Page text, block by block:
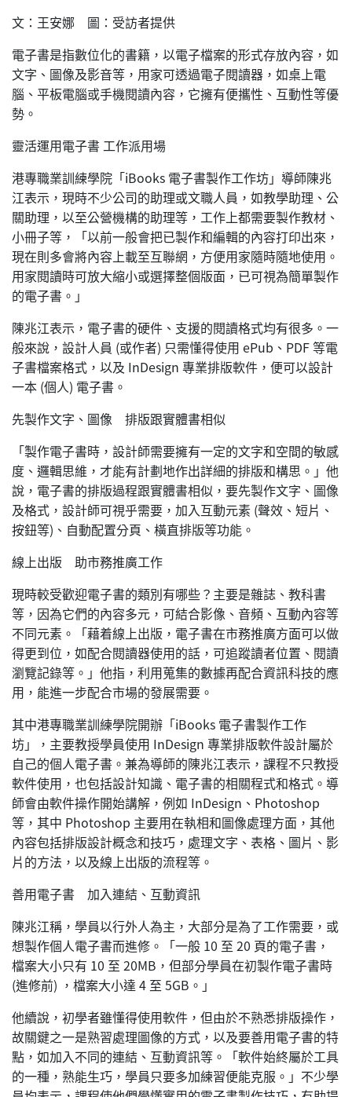
文：王安娜 圖：受訪者提供
電子書是指數位化的書籍，以電子檔案的形式存放內容，如
文字、圖像及影音等，用家可透過電子閱讀器，如桌上電
腦、平板電腦或手機閱讀內容，它擁有便攜性、互動性等優
勢。
靈活運用電子書 工作派用場
港專職業訓練學院「iBooks 電子書製作工作坊」導師陳兆
江表示，現時不少公司的助理或文職人員，如教學助理、公
關助理，以至公營機構的助理等，工作上都需要製作教材、
小冊子等，「以前一般會把已製作和編輯的內容打印出來，
現在則多會將內容上載至互聯網，方便用家隨時隨地使用。
用家閱讀時可放大縮小或選擇整個版面，已可視為簡單製作
的電子書。」
陳兆江表示，電子書的硬件、支援的閱讀格式均有很多。一
般來說，設計人員 (或作者) 只需懂得使用 ePub、PDF 等電
子書檔案格式，以及 InDesign 專業排版軟件，便可以設計
一本 (個人) 電子書。
先製作文字、圖像 排版跟實體書相似
「製作電子書時，設計師需要擁有一定的文字和空間的敏感
度、邏輯思維，才能有計劃地作出詳細的排版和構思。」他
說，電子書的排版過程跟實體書相似，要先製作文字、圖像
及格式，設計師可視乎需要，加入互動元素 (聲效、短片、
按鈕等)、自動配置分頁、橫直排版等功能。
線上出版 助市務推廣工作
現時較受歡迎電子書的類別有哪些？主要是雜誌、教科書
等，因為它們的內容多元，可結合影像、音頻、互動內容等
不同元素。「藉着線上出版，電子書在市務推廣方面可以做
得更到位，如配合閱讀器使用的話，可追蹤讀者位置、閱讀
瀏覽記錄等。」他指，利用蒐集的數據再配合資訊科技的應
用，能進一步配合市場的發展需要。
其中港專職業訓練學院開辦「iBooks 電子書製作工作
坊」，主要教授學員使用 InDesign 專業排版軟件設計屬於
自己的個人電子書。兼為導師的陳兆江表示，課程不只教授
軟件使用，也包括設計知識、電子書的相關程式和格式。導
師會由軟件操作開始講解，例如 InDesign、Photoshop
等，其中 Photoshop 主要用在執相和圖像處理方面，其他
內容包括排版設計概念和技巧，處理文字、表格、圖片、影
片的方法，以及線上出版的流程等。
善用電子書 加入連結、互動資訊
陳兆江稱，學員以行外人為主，大部分是為了工作需要，或
想製作個人電子書而進修。「一般 10 至 20 頁的電子書，
檔案大小只有 10 至 20MB，但部分學員在初製作電子書時
(進修前) ，檔案大小達 4 至 5GB。」
他續說，初學者雖懂得使用軟件，但由於不熟悉排版操作，
故關鍵之一是熟習處理圖像的方式，以及要善用電子書的特
點，如加入不同的連結、互動資訊等。「軟件始終屬於工具
的一種，熟能生巧，學員只要多加練習便能克服。」不少學